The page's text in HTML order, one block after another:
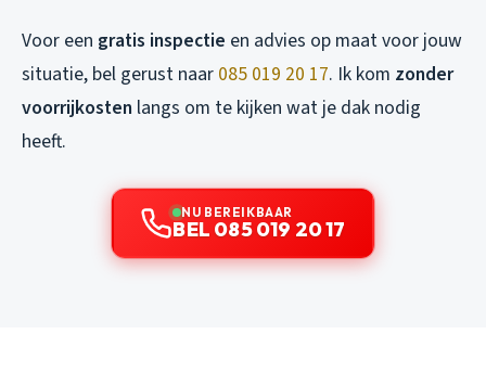
Voor een gratis inspectie en advies op maat voor jouw
situatie, bel gerust naar 085 019 20 17. Ik kom zonder
voorrijkosten langs om te kijken wat je dak nodig
heeft.
NU BEREIKBAAR
BEL 085 019 20 17